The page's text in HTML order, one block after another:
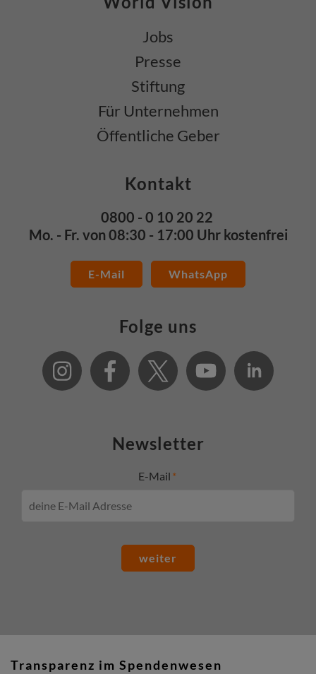
Jobs
Presse
Stiftung
Für Unternehmen
Öffentliche Geber
Kontakt
0800 - 0 10 20 22
Mo. - Fr. von 08:30 - 17:00 Uhr kostenfrei
E-Mail WhatsApp
Folge uns
Newsletter
E-Mail
weiter
Transparenz im Spendenwesen